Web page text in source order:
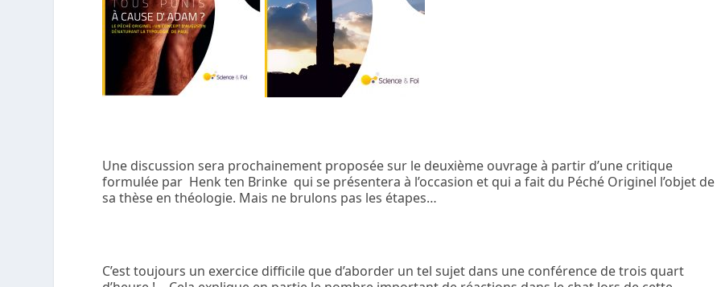
Une discussion sera prochainement proposée sur le deuxième ouvrage à partir d’une critique
formulée par Henk ten Brinke qui se présentera à l’occasion et qui a fait du Péché Originel l’objet de
sa thèse en théologie. Mais ne brulons pas les étapes…
C’est toujours un exercice difficile que d’aborder un tel sujet dans une conférence de trois quart